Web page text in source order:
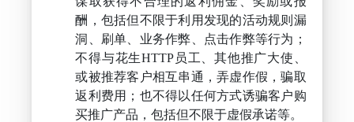
酬，包括但不限于利用发现的活动规则漏
洞、刷单、业务作弊、点击作弊等行为；
不得与花生HTTP员工、其他推广大使、
或被推荐客户相互串通，弄虚作假，骗取
返利费用；也不得以任何方式诱骗客户购
买推广产品，包括但不限于虚假承诺等。